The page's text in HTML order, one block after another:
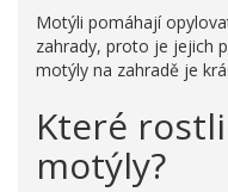
Motýli pomáhají
zahrady, proto je jejich
motýly na zahradě je
Které
motýly?